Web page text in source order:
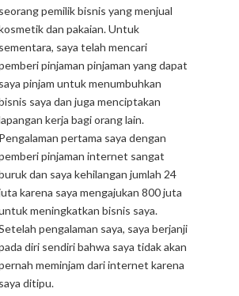
seorang pemilik bisnis yang menjual
dan pakaian. Untuk
sementara, saya telah mencari
pinjaman pinjaman yang dapat
saya pinjam untuk menumbuhkan
saya dan juga menciptakan
kerja bagi orang lain.
Pengalaman pertama saya dengan
pinjaman internet sangat
dan saya kehilangan jumlah 24
karena saya mengajukan 800 juta
meningkatkan bisnis saya.
pengalaman saya, saya berjanji
diri sendiri bahwa saya tidak akan
meminjam dari internet karena
saya ditipu.